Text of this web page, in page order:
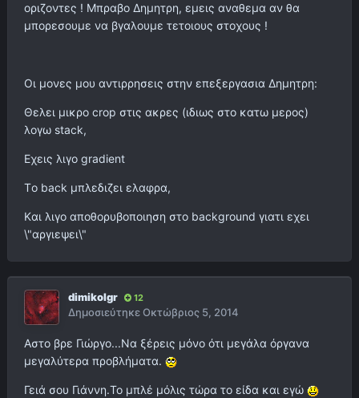
οριζοντες ! Μπραβο Δημητρη, εμεις αναθεμα αν θα
μπορεσουμε να βγαλουμε τετοιους στοχους !
Οι μονες μου αντιρρησεις στην επεξεργασια Δημητρη:
Θελει μικρο crop στις ακρες (ιδιως στο κατω μερος)
λογω stack,
Εχεις λιγο gradient
Tο back μπλεδιζει ελαφρα,
Kαι λιγο αποθορυβοποιηση στο background γιατι εχει
\"αργιεψει\"
dimikolgr 12
ΔημοσιεύτηκεΟκτώβριος 5, 2014
Αστο βρε Γιώργο...Να ξέρεις μόνο ότι μεγάλα όργανα
μεγαλύτερα προβλήματα.
Γειά σου Γιάννη.Το μπλέ μόλις τώρα το είδα και εγώ